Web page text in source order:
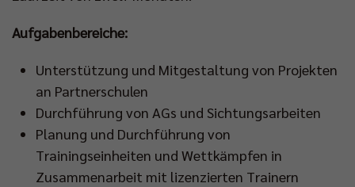
Aufgabenbereiche:
Unterstützung und Mitgestaltung von Projekten
an Partnerschulen
Durchführung von AGs und Sichtungsarbeiten
Planung und Durchführung von
Trainingseinheiten und Wettkämpfen in
Zusammenarbeit mit lizenzierten Trainern